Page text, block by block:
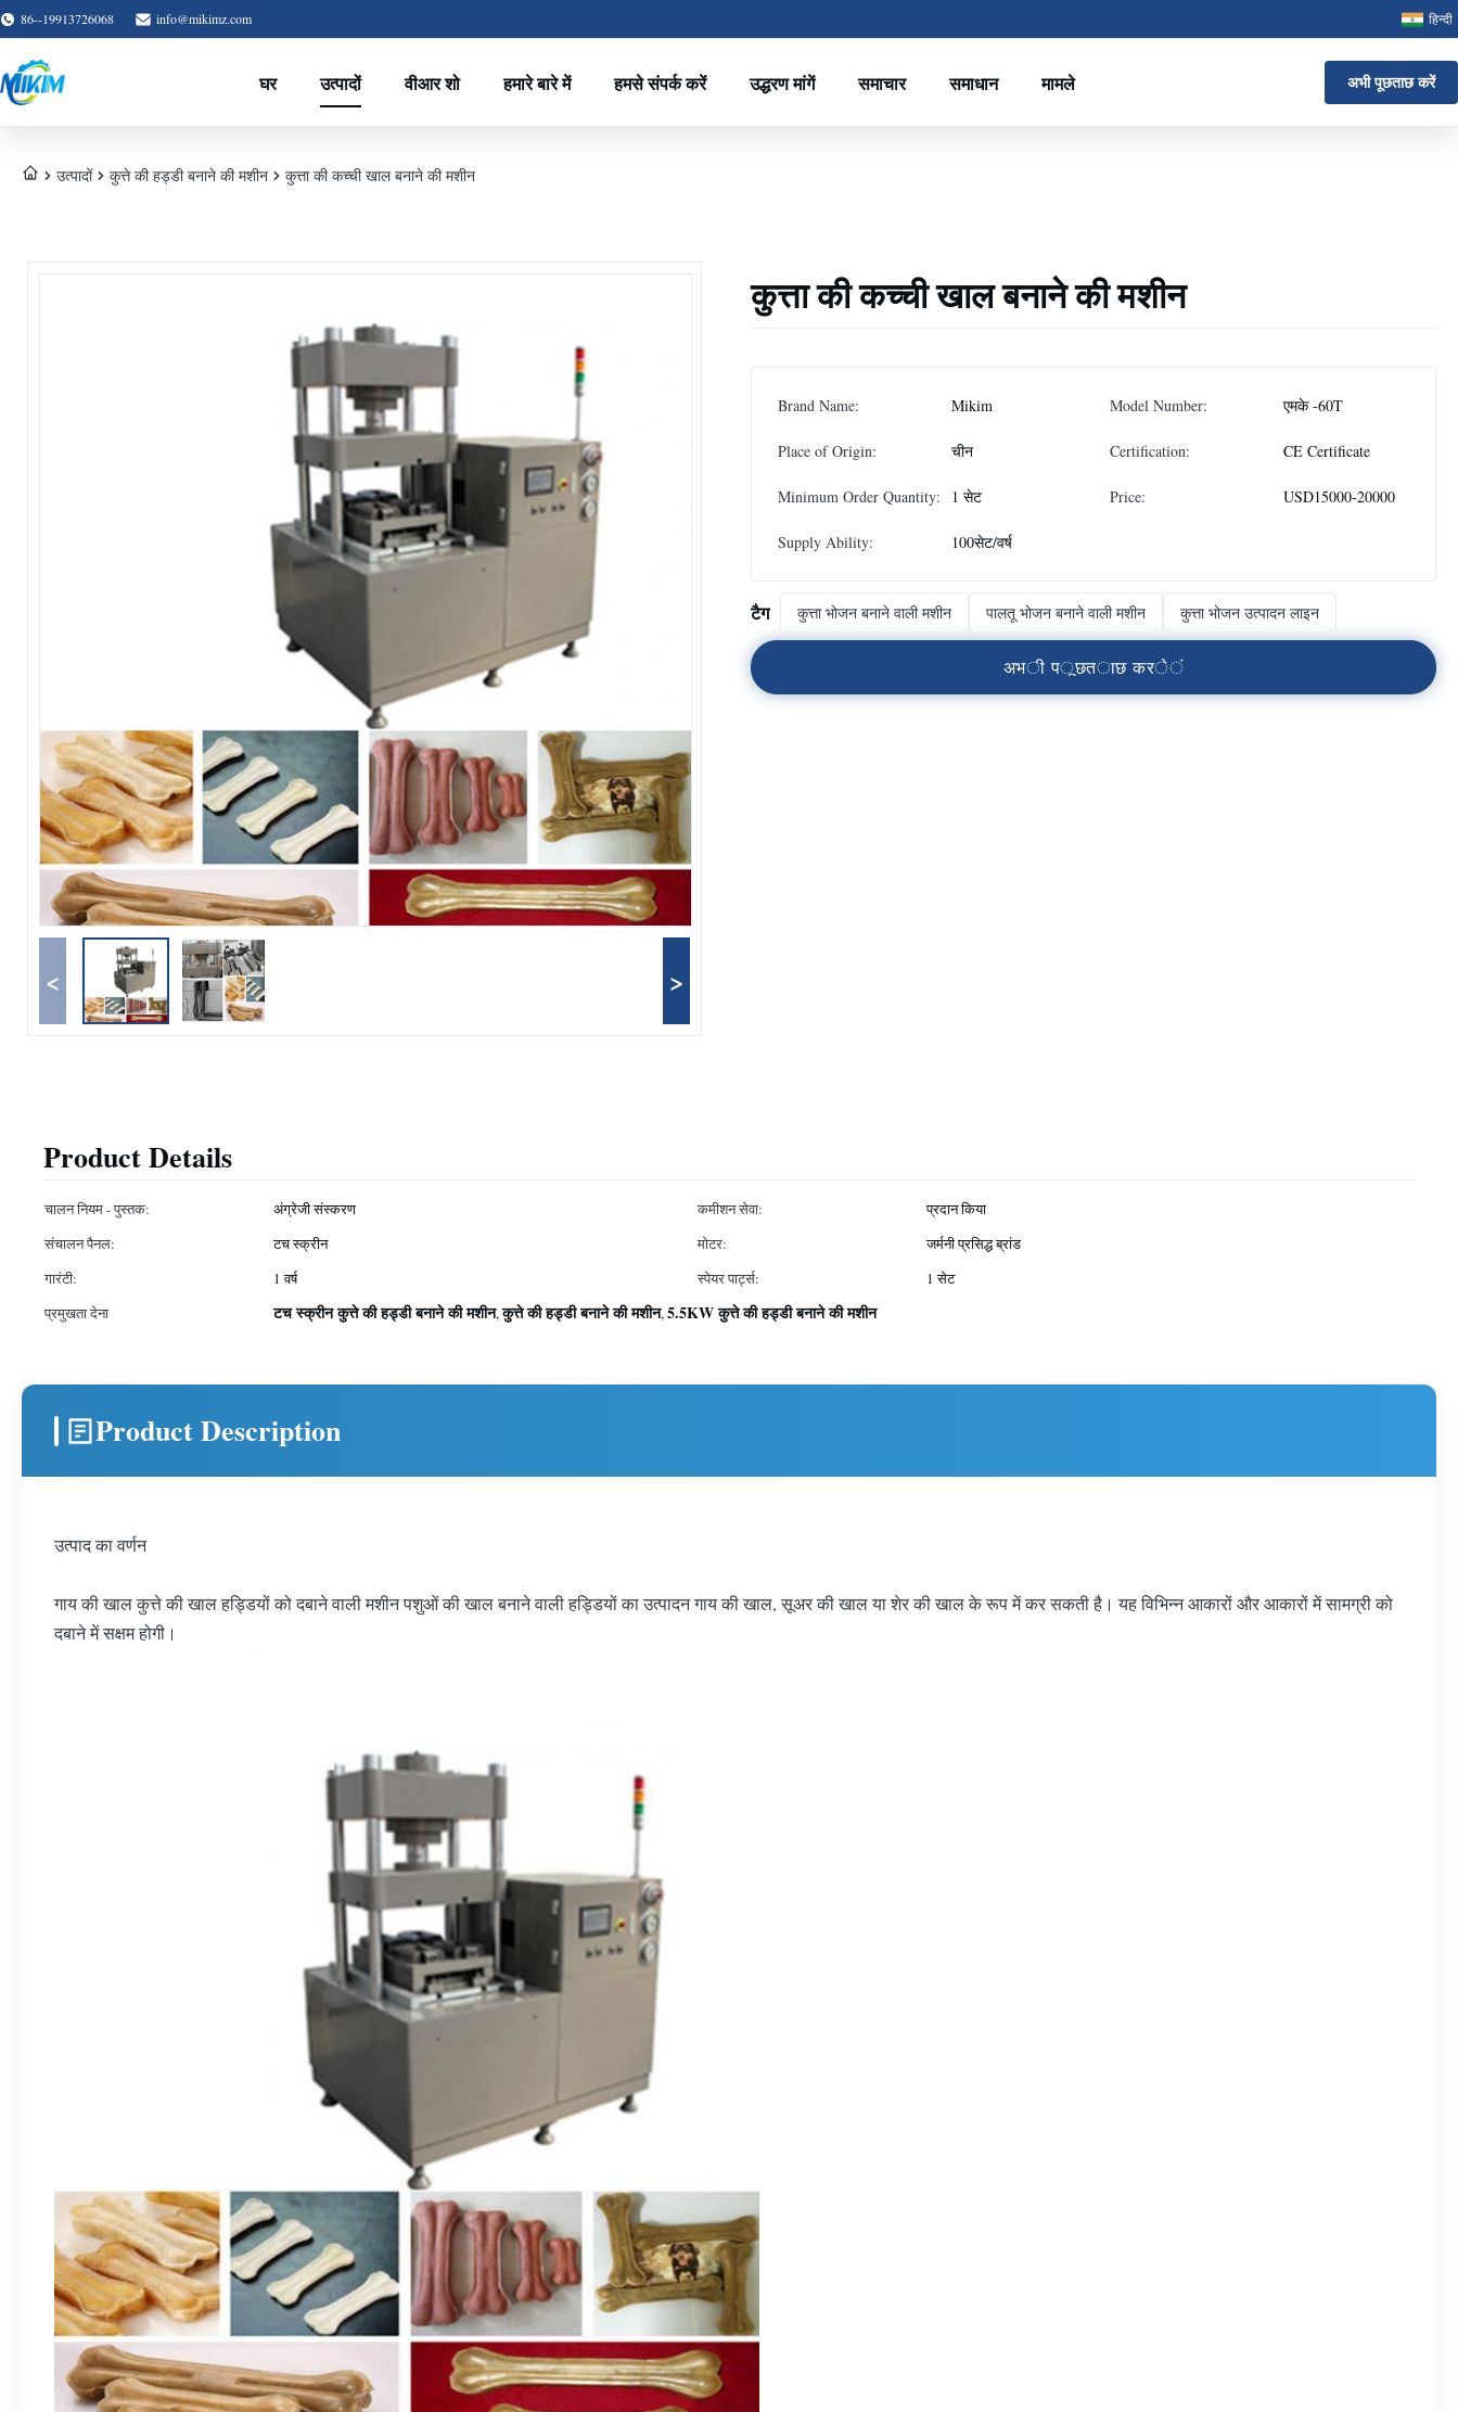
86--19913726068 info@mikimz.com हिन्दी
घर उत्पादों वीआर शो हमारे बारे में हमसे संपर्क करें उद्धरण मांगें समाचार समाधान मामले अभी पूछताछ करें
उत्पादों कुत्ते की हड्डी बनाने की मशीन कुत्ता की कच्ची खाल बनाने की मशीन
< >
कुत्ता की कच्ची खाल बनाने की मशीन
Brand Name: Mikim Model Number: एमके -60T
Place of Origin: चीन Certification: CE Certificate
Minimum Order Quantity: 1 सेट Price: USD15000-20000
Supply Ability: 100सेट/वर्ष
टैग कुत्ता भोजन बनाने वाली मशीन पालतू भोजन बनाने वाली मशीन कुत्ता भोजन उत्पादन लाइन
अभी पूछताछ करें
Product Details
चालन नियम - पुस्तक: अंग्रेजी संस्करण कमीशन सेवा:
प्रदान किया
संचालन पैनल:
टच स्क्रीन मोटर:
जर्मनी प्रसिद्ध ब्रांड
गारंटी:
1 वर्ष स्पेयर पार्ट्स:
1 सेट
प्रमुखता देना
टच स्क्रीन कुत्ते की हड्डी बनाने की मशीन,कुत्ते की हड्डी बनाने की मशीन,5.5KW कुत्ते की हड्डी बनाने की मशीन
Product Description
उत्पाद का वर्णन
गाय की खाल कुत्ते की खाल हड्डियों को दबाने वाली मशीन पशुओं की खाल बनाने वाली हड्डियों का उत्पादन गाय की खाल, सूअर की खाल या शेर की खाल के रूप में कर सकती है। यह विभिन्न आकारों और आकारों में सामग्री को
दबाने में सक्षम होगी।